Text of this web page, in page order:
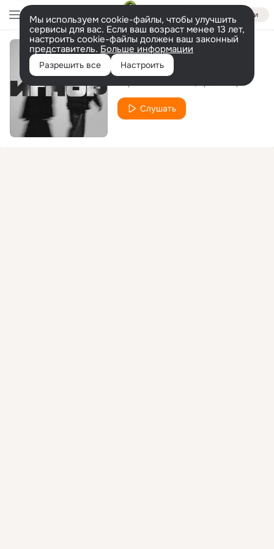
Войти
Мы используем cookie-файлы, чтобы улучшить
сервисы для вас. Если ваш возраст менее 13 лет,
настроить cookie-файлы должен ваш законный
представитель. Больше информации
Разрешить все Настроить
Время уставших
Слушать